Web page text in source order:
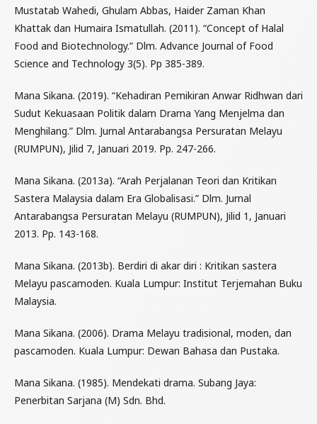
Mustatab Wahedi, Ghulam Abbas, Haider Zaman Khan
Khattak dan Humaira Ismatullah. (2011). “Concept of Halal
Food and Biotechnology.” Dlm. Advance Journal of Food
Science and Technology 3(5). Pp 385-389.
Mana Sikana. (2019). “Kehadiran Pemikiran Anwar Ridhwan dari
Sudut Kekuasaan Politik dalam Drama Yang Menjelma dan
Menghilang.” Dlm. Jurnal Antarabangsa Persuratan Melayu
(RUMPUN), Jilid 7, Januari 2019. Pp. 247-266.
Mana Sikana. (2013a). “Arah Perjalanan Teori dan Kritikan
Sastera Malaysia dalam Era Globalisasi.” Dlm. Jurnal
Antarabangsa Persuratan Melayu (RUMPUN), Jilid 1, Januari
2013. Pp. 143-168.
Mana Sikana. (2013b). Berdiri di akar diri : Kritikan sastera
Melayu pascamoden. Kuala Lumpur: Institut Terjemahan Buku
Malaysia.
Mana Sikana. (2006). Drama Melayu tradisional, moden, dan
pascamoden. Kuala Lumpur: Dewan Bahasa dan Pustaka.
Mana Sikana. (1985). Mendekati drama. Subang Jaya:
Penerbitan Sarjana (M) Sdn. Bhd.